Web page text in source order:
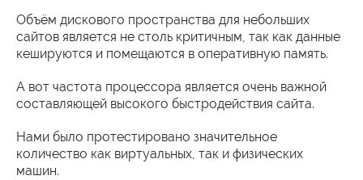
Объём дискового пространства для небольших
сайтов является не столь критичным, так как данные
кешируются и помещаются в оперативную память.
А вот частота процессора является очень важной
составляющей высокого быстродействия сайта.
Нами было протестировано значительное
количество как виртуальных, так и физических
машин.